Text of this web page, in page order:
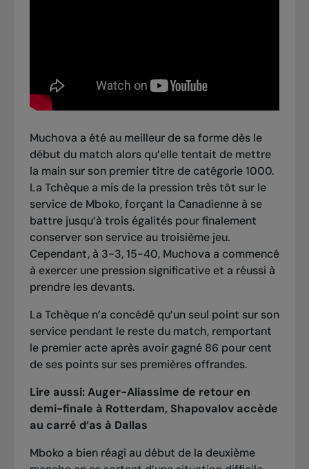
Muchova a été au meilleur de sa forme dès le
début du match alors qu’elle tentait de mettre
la main sur son premier titre de catégorie 1000.
La Tchèque a mis de la pression très tôt sur le
service de Mboko, forçant la Canadienne à se
battre jusqu’à trois égalités pour finalement
conserver son service au troisième jeu.
Cependant, à 3-3, 15-40, Muchova a commencé
à exercer une pression significative et a réussi à
prendre les devants.
La Tchèque n’a concédé qu’un seul point sur son
service pendant le reste du match, remportant
le premier acte après avoir gagné 86 pour cent
de ses points sur ses premières offrandes.
Lire aussi:Auger-Aliassime de retour en
demi-finale à Rotterdam, Shapovalov accède
au carré d’as à Dallas
Mboko a bien réagi au début de la deuxième